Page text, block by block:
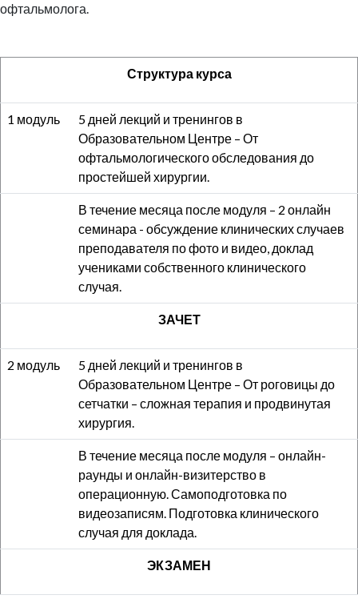
офтальмолога.
Структура курса
1 модуль
5 дней лекций и тренингов в
Образовательном Центре – От
офтальмологического обследования до
простейшей хирургии.
В течение месяца после модуля – 2 онлайн
семинара - обсуждение клинических случаев
преподавателя по фото и видео, доклад
учениками собственного клинического
случая.
ЗАЧЕТ
2 модуль
5 дней лекций и тренингов в
Образовательном Центре – От роговицы до
сетчатки – сложная терапия и продвинутая
хирургия.
В течение месяца после модуля – онлайн-
раунды и онлайн-визитерство в
операционную. Самоподготовка по
видеозаписям. Подготовка клинического
случая для доклада.
ЭКЗАМЕН